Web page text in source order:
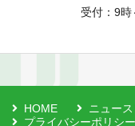
受付：9
HOME ニュー
プライバシーポリシー